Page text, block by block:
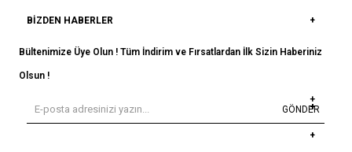
BIZDEN HABERLER
Bültenimize Üye Olun ! Tüm İndirim ve Fırsatlardan İlk Sizin Haberiniz
Olsun !
GÖNDER